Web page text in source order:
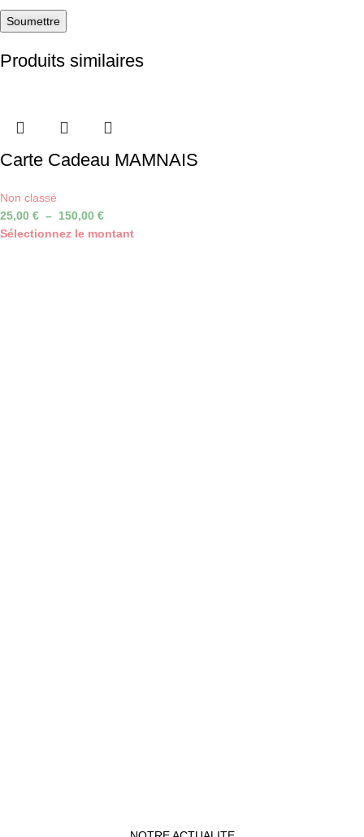
Produits similaires
Carte Cadeau MAMNAIS
Non classé
25,00 € – 150,00 €
Sélectionnez le montant